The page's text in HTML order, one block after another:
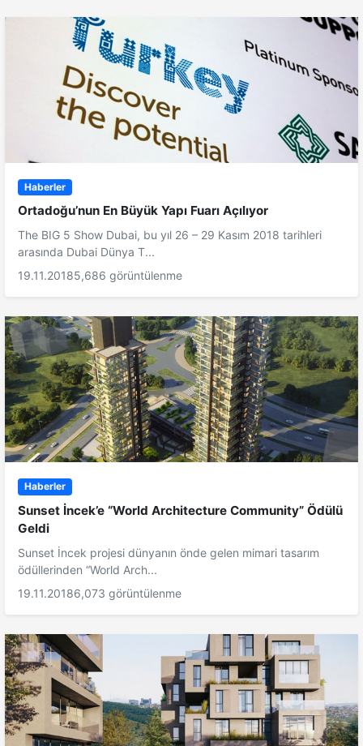
Haberler
Ortadoğu’nun En Büyük Yapı Fuarı Açılıyor
The BIG 5 Show Dubai, bu yıl 26 – 29 Kasım 2018 tarihleri
arasında Dubai Dünya T...
19.11.20185,686 görüntülenme
Haberler
Sunset İncek’e “World Architecture Community” Ödülü
Geldi
Sunset İncek projesi dünyanın önde gelen mimari tasarım
ödüllerinden “World Arch...
19.11.20186,073 görüntülenme